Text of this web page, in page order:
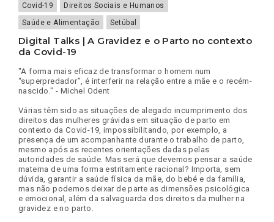
Covid-19
Direitos Sociais e Humanos
Saúde e Alimentação
Setúbal
Digital Talks | A Gravidez e o Parto no contexto
da Covid-19
"A forma mais eficaz de transformar o homem num
“superpredador”, é interferir na relação entre a mãe e o recém-
nascido." - Michel Odent
Várias têm sido as situações de alegado incumprimento dos
direitos das mulheres grávidas em situação de parto em
contexto da Covid-19, impossibilitando, por exemplo, a
presença de um acompanhante durante o trabalho de parto,
mesmo após as recentes orientações dadas pelas
autoridades de saúde. Mas será que devemos pensar a saúde
materna de uma forma estritamente racional? Importa, sem
dúvida, garantir a saúde física da mãe, do bebé e da família,
mas não podemos deixar de parte as dimensões psicológica
e emocional, além da salvaguarda dos direitos da mulher na
gravidez e no parto.